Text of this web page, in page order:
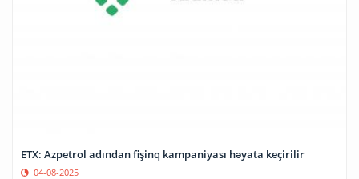
ETX: Azpetrol adından fişinq kampaniyası həyata keçirilir
04-08-2025